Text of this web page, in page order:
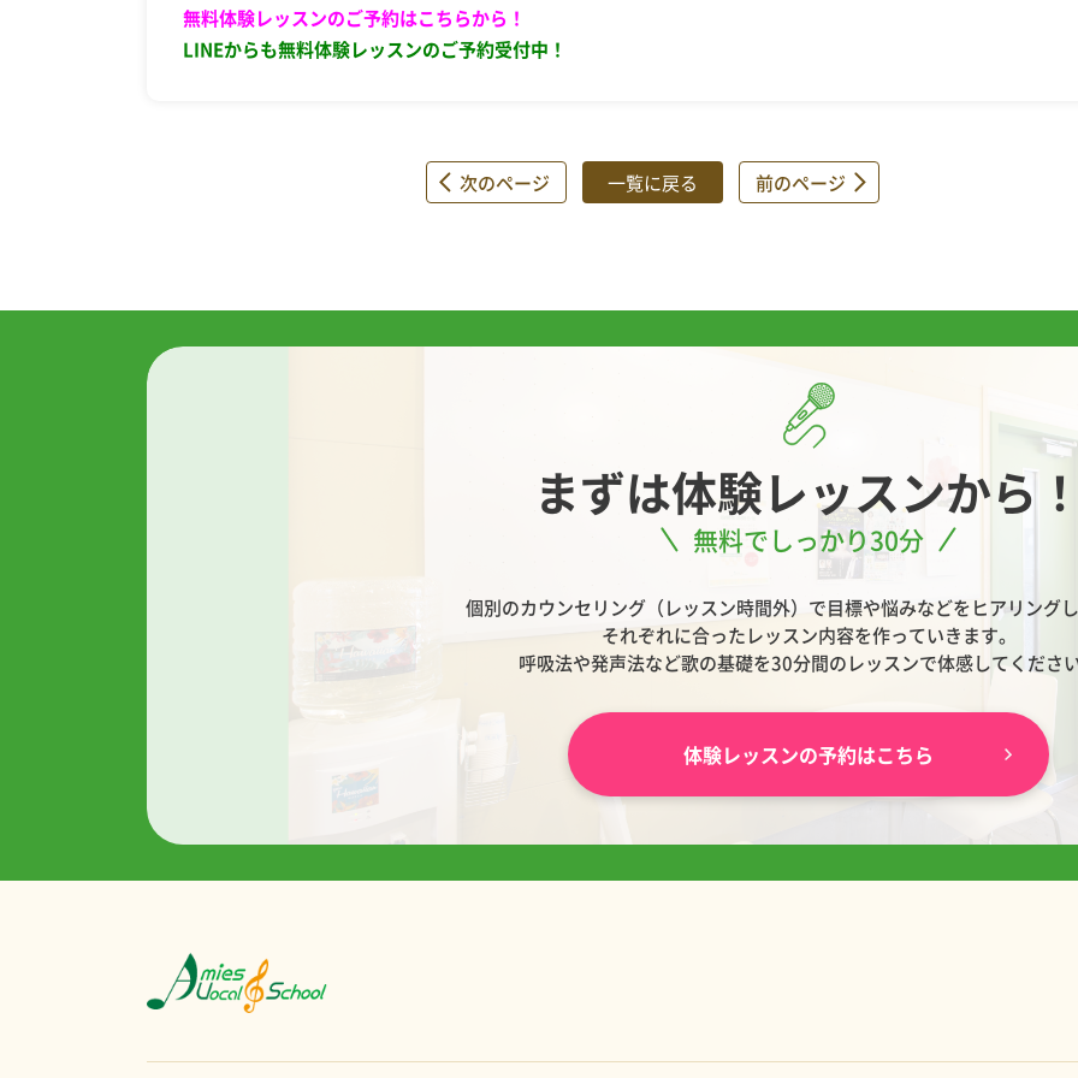
無料体験レッスンのご予約はこちらから！
LINEからも無料体験レッスンのご予約受付中！
次のページ 一覧に戻る 前のページ
まずは体験レッスンから
無料でしっかり30分
個別のカウンセリング（レッスン時間外）で目標や悩みなどをヒアリング
それぞれに合ったレッスン内容を作っていきます。
呼吸法や発声法など歌の基礎を30分間のレッスンで体感してくださ
体験レッスンの予約はこちら